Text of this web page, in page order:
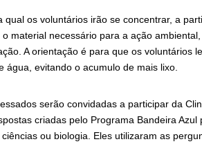
os voluntários irão se concentrar, a
material necessário para a ação
A orientação é para que os voluntários
evitando o acumulo de mais lixo.
serão convidadas a participar da
criadas pelo Programa Bandeira Azul
ou biologia. Eles utilizaram as